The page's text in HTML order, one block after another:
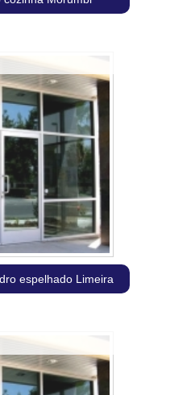
espelhado Limeira